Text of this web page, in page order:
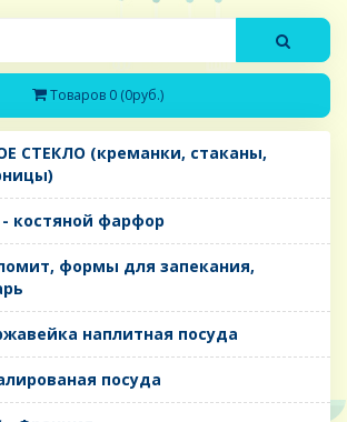
Товаров 0 (0руб.)
СТЕКЛО (креманки, стаканы,
костяной фарфор
формы для запекания,
наплитная посуда
посуда